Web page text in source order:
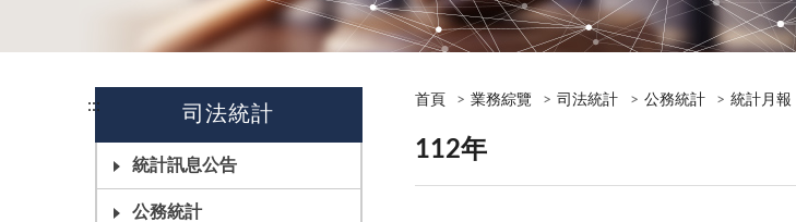
::: 司法統計
統計訊息公告
公務統計
首頁 業務綜覽 司法統計 公務統計 統計月報
112年